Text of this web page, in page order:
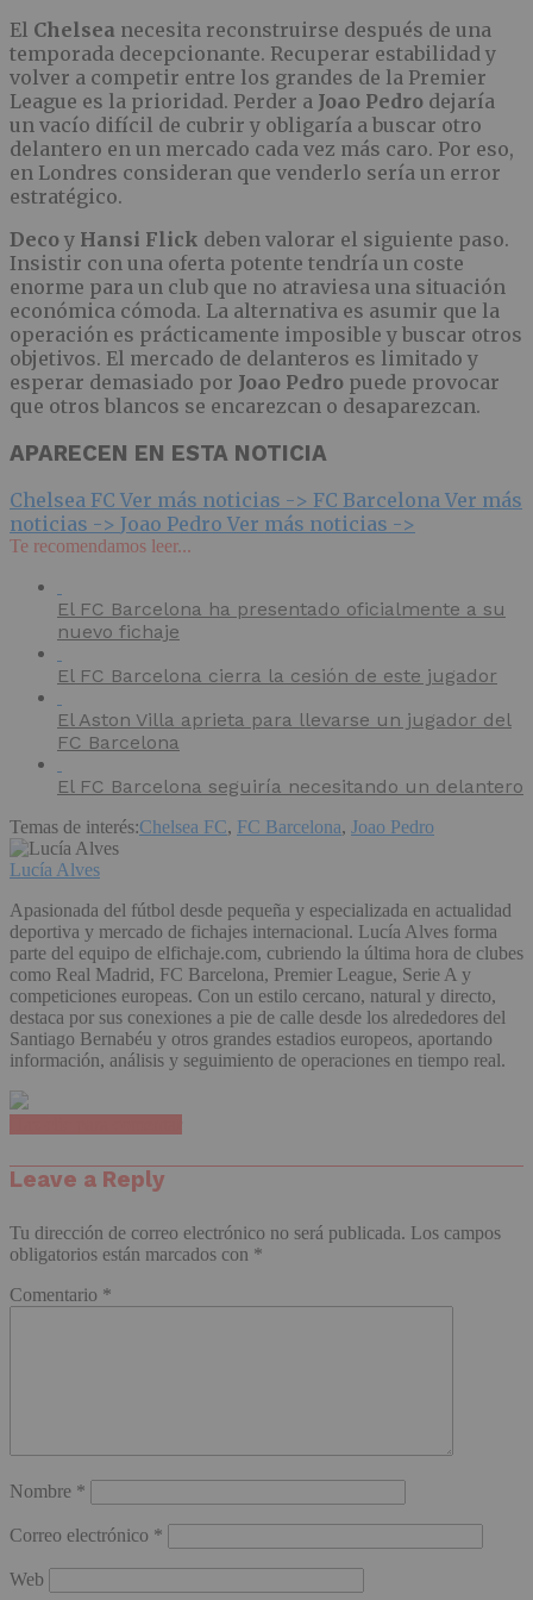
El Chelsea necesita reconstruirse después de una
temporada decepcionante. Recuperar estabilidad y
volver a competir entre los grandes de la Premier
League es la prioridad. Perder a Joao Pedro dejaría
un vacío difícil de cubrir y obligaría a buscar otro
delantero en un mercado cada vez más caro. Por eso,
en Londres consideran que venderlo sería un error
estratégico.
Deco y Hansi Flick deben valorar el siguiente paso.
Insistir con una oferta potente tendría un coste
enorme para un club que no atraviesa una situación
económica cómoda. La alternativa es asumir que la
operación es prácticamente imposible y buscar otros
objetivos. El mercado de delanteros es limitado y
esperar demasiado por Joao Pedro puede provocar
que otros blancos se encarezcan o desaparezcan.
APARECEN EN ESTA NOTICIA
Chelsea FC Ver más noticias -> FC Barcelona Ver más
noticias -> Joao Pedro Ver más noticias ->
Te recomendamos leer...
El FC Barcelona ha presentado oficialmente a su
nuevo fichaje
El FC Barcelona cierra la cesión de este jugador
El Aston Villa aprieta para llevarse un jugador del
FC Barcelona
El FC Barcelona seguiría necesitando un delantero
Temas de interés:Chelsea FC, FC Barcelona, Joao Pedro
Lucía Alves
Apasionada del fútbol desde pequeña y especializada en actualidad
deportiva y mercado de fichajes internacional. Lucía Alves forma
parte del equipo de elfichaje.com, cubriendo la última hora de clubes
como Real Madrid, FC Barcelona, Premier League, Serie A y
competiciones europeas. Con un estilo cercano, natural y directo,
destaca por sus conexiones a pie de calle desde los alrededores del
Santiago Bernabéu y otros grandes estadios europeos, aportando
información, análisis y seguimiento de operaciones en tiempo real.
Leave a Reply
Tu dirección de correo electrónico no será publicada. Los campos
obligatorios están marcados con *
Comentario *
Nombre *
Correo electrónico *
Web